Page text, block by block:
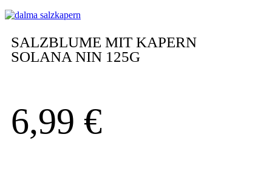
SALZBLUME MIT KAPERN
SOLANA NIN 125G
6,99 €